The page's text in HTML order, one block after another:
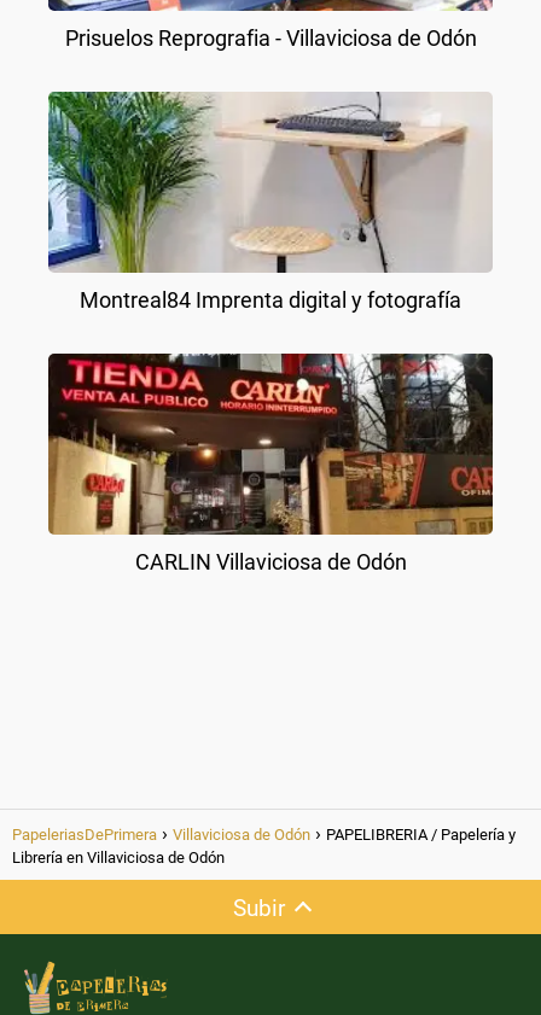
Prisuelos Reprografia - Villaviciosa de Odón
Montreal84 Imprenta digital y fotografía
CARLIN Villaviciosa de Odón
PapeleriasDePrimera Villaviciosa de Odón
PAPELIBRERIA / Papelería y
Librería en Villaviciosa de Odón
Subir